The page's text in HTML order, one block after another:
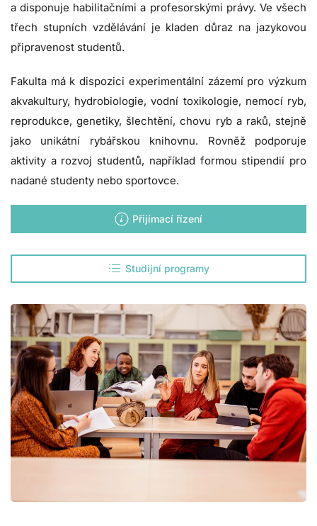
a disponuje habilitačními a profesorskými právy. Ve všech
třech stupních vzdělávání je kladen důraz na jazykovou
připravenost studentů.
Fakulta má k dispozici experimentální zázemí pro výzkum
akvakultury, hydrobiologie, vodní toxikologie, nemocí ryb,
reprodukce, genetiky, šlechtění, chovu ryb a raků, stejně
jako unikátní rybářskou knihovnu. Rovněž podporuje
aktivity a rozvoj studentů, například formou stipendií pro
nadané studenty nebo sportovce.
Přijímací řízení
Studijní programy